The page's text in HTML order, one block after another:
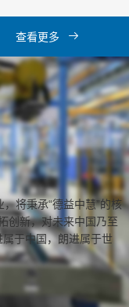
查看更多
将秉承“德益中慧”的核
创新，对未来中国乃至
于中国，朗进属于世